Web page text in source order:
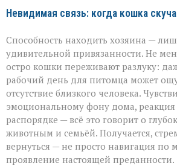
Невидимая связь: когда кошка
Способность находить хозяина —
удивительной привязанности. Не
остро кошки переживают разлуку:
рабочий день для питомца может
отсутствие близкого человека.
эмоциональному фону дома,
распорядке — всё это говорит о
животным и семьёй. Получается,
вернуться — не просто навигация по
проявление настоящей преданности.